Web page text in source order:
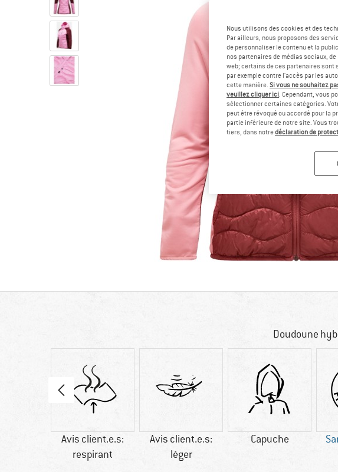
Doudoune
Avis client.e.s:
respirant
Avis client.e.s:
léger
Capuche
Nous utilisons des cookies et des
Par ailleurs, nous proposons des
de personnaliser le contenu et la
nos partenaires de médias sociaux,
web; certains de ces partenaires sont
par exemple contre l'accès par les
cette manière. Si vous ne souhaitez
veuillez cliquer ici. Cependant, vous
sélectionner certaines catégories.
peut être révoqué ou accordé pour la
partie inférieure de notre site. Vous
tiers, dans notredéclaration de